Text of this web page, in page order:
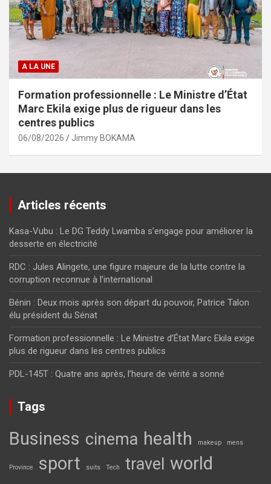
A LA UNE
Formation professionnelle : Le Ministre d’État
Marc Ekila exige plus de rigueur dans les
centres publics
06/08/2026 Jimmy BOKAMA
Articles récents
Kasa-Vubu : Le DG Teddy Lwamba s’engage pour améliorer la
desserte en électricité
RDC : Jules Alingete, une figure majeure de la lutte contre la
corruption reconnue à l’international
Bénin : Deux mois après son départ du pouvoir, Patrice Talon
élu président du Sénat
Formation professionnelle : Le Ministre d’État Marc Ekila exige
plus de rigueur dans les centres publics
PDL-145T : Quatre ans après, l’heure de vérité a sonné
Tags
Business cinema health makeup mens
Province sport suits Tech travel world